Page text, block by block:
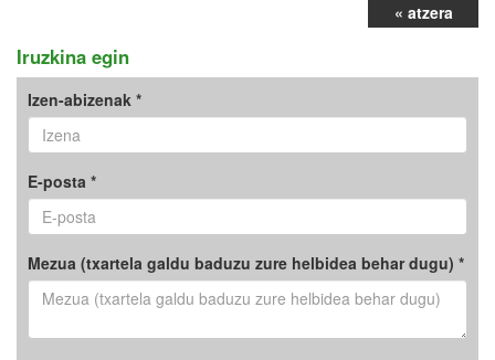
« atzera
Iruzkina egin
Izen-abizenak *
E-posta *
Mezua (txartela galdu baduzu zure helbidea behar dugu) *